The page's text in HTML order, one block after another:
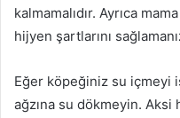
kalmamalıdır. Ayrıca
hijyen şartlarını
Eğer köpeğiniz su içmeyi
ağzına su dökmeyin.